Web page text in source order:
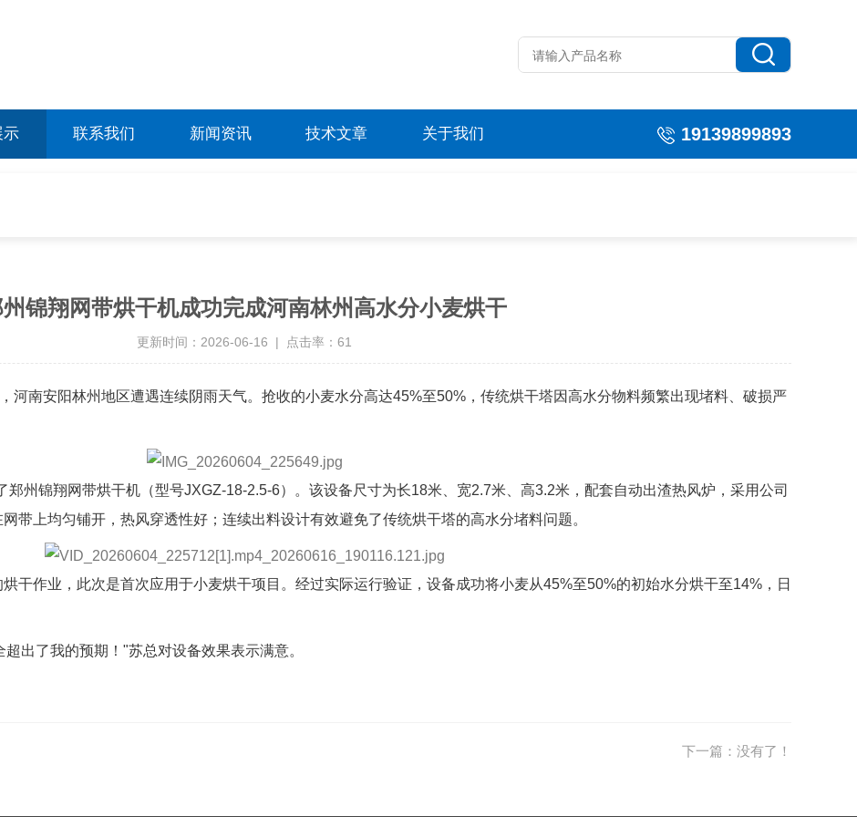
示 联系我们 新闻资讯 技术文章 关于我们 19139899893
锦翔网带烘干机成功完成河南林州高水分小麦烘干
更新时间：2026-06-16 | 点击率：61
南安阳林州地区遭遇连续阴雨天气。抢收的小麦水分高达45%至50%，传统烘干塔因高水分物料频繁出现堵料、破损严
州锦翔网带烘干机（型号JXGZ-18-2.5-6）。该设备尺寸为长18米、宽2.7米、高3.2米，配套自动出渣热风炉，采用公司
带上均匀铺开，热风穿透性好；连续出料设计有效避免了传统烘干塔的高水分堵料问题。
干作业，此次是首次应用于小麦烘干项目。经过实际运行验证，设备成功将小麦从45%至50%的初始水分烘干至14%，日
出了我的预期！"苏总对设备效果表示满意。
下一篇：没有了！